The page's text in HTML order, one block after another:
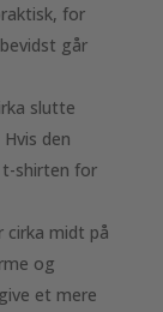
for
går
slutte
den
t-shirten for
midt på
og
et mere